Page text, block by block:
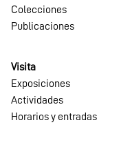
Colecciones
Publicaciones
Visita
Exposiciones
Actividades
Horarios y entradas